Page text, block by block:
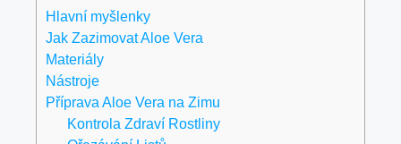
Hlavní myšlenky
Jak Zazimovat Aloe Vera
Materiály
Nástroje
Příprava Aloe Vera na Zimu
Kontrola Zdraví Rostliny